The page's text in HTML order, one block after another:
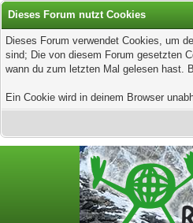
Dieses Forum nutzt Cookies
Dieses Forum verwendet Cookies, um
sind; Die von diesem Forum gesetzten
wann du zum letzten Mal gelesen hast.
Ein Cookie wird in deinem Browser